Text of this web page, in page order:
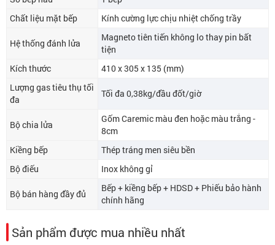
Chất liệu mặt bếp
Kính cường lực chịu nhiệt chống trầy
Hệ thống đánh lửa
Magneto tiên tiến không lo thay pin bất
tiện
Kích thước
410 x 305 x 135 (mm)
Lượng gas tiêu thụ tối
đa
Tối đa 0,38kg/đầu đốt/giờ
Bộ chia lửa
Gốm Caremic màu đen hoặc màu trắng -
8cm
Kiềng bếp
Thép tráng men siêu bền
Bộ điếu
Inox không gỉ
Bộ bán hàng đầy đủ
Bếp + kiềng bếp + HDSD + Phiếu bảo hành
chính hãng
Sản phẩm được mua nhiều nhất